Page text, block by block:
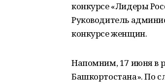
конкурсе «Лидеры
Руководитель
конкурсе женщин.
Напомним, 17 июня в
Башкортостана». По